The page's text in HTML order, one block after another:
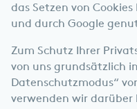
das Setzen von
und durch Google
Zum Schutz Ihrer
von uns grundsätzlich
Datenschutzmodus“
verwenden wir darüber